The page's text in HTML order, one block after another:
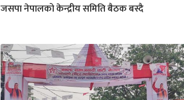
जसपा नेपालको केन्द्रीय समिति बैठक बस्दै